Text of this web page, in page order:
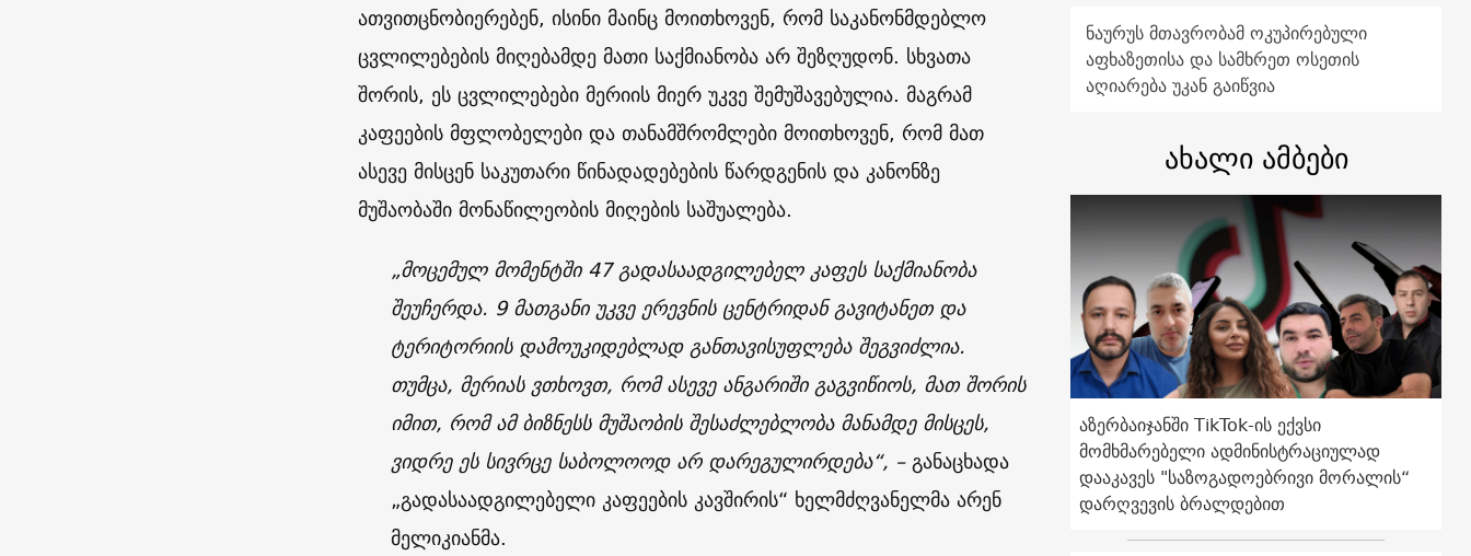
ათვითცნობიერებენ, ისინი მაინც მოითხოვენ, რომ საკანონმდებლო
ცვლილებების მიღებამდე მათი საქმიანობა არ შეზღუდონ. სხვათა
შორის, ეს ცვლილებები მერიის მიერ უკვე შემუშავებულია. მაგრამ
კაფეების მფლობელები და თანამშრომლები მოითხოვენ, რომ მათ
ასევე მისცენ საკუთარი წინადადებების წარდგენის და კანონზე
მუშაობაში მონაწილეობის მიღების საშუალება.
„მოცემულ მომენტში 47 გადასაადგილებელ კაფეს საქმიანობა
შეუჩერდა. 9 მათგანი უკვე ერევნის ცენტრიდან გავიტანეთ და
ტერიტორიის დამოუკიდებლად განთავისუფლება შეგვიძლია.
თუმცა, მერიას ვთხოვთ, რომ ასევე ანგარიში გაგვიწიოს, მათ შორის
იმით, რომ ამ ბიზნესს მუშაობის შესაძლებლობა მანამდე მისცეს,
ვიდრე ეს სივრცე საბოლოოდ არ დარეგულირდება“, –განაცხადა
„გადასაადგილებელი კაფეების კავშირის“ ხელმძღვანელმა არენ
მელიკიანმა.
ნაურუს მთავრობამ ოკუპირებული
აფხაზეთისა და სამხრეთ ოსეთის
აღიარება უკან გაიწვია
ახალი ამბები
აზერბაიჯანში TikTok-ის ექვსი
მომხმარებელი ადმინისტრაციულად
დააკავეს "საზოგადოებრივი მორალის“
დარღვევის ბრალდებით